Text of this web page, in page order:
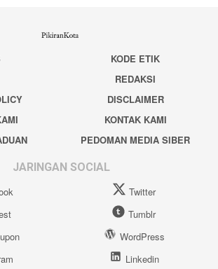
KODE ETIK
REDAKSI
DISCLAIMER
KONTAK KAMI
PEDOMAN MEDIA SIBER
JARINGAN SOCIAL
Twitter
Tumblr
WordPress
Linkedin